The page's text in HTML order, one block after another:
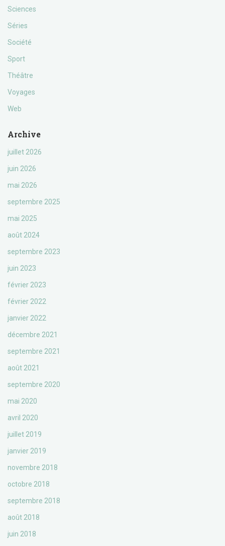
Sciences
Séries
Société
Sport
Théâtre
Voyages
Web
Archive
juillet 2026
juin 2026
mai 2026
septembre 2025
mai 2025
août 2024
septembre 2023
juin 2023
février 2023
février 2022
janvier 2022
décembre 2021
septembre 2021
août 2021
septembre 2020
mai 2020
avril 2020
juillet 2019
janvier 2019
novembre 2018
octobre 2018
septembre 2018
août 2018
juin 2018